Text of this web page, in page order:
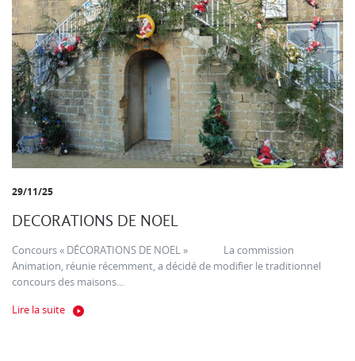
29/11/25
DECORATIONS DE NOEL
Concours « DÉCORATIONS DE NOEL » La commission
Animation, réunie récemment, a décidé de modifier le traditionnel
concours des maisons...
Lire la suite